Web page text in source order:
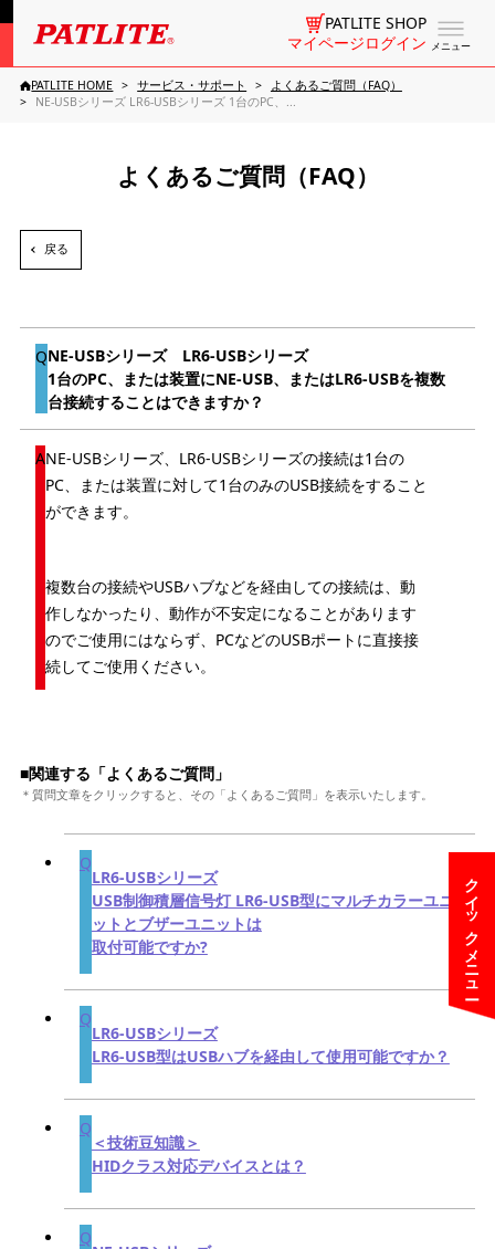
メニュー
PATLITE SHOP
マイページログイン
クイックメニュー
PATLITE HOME サービス・サポート
よくあるご質問（FAQ）
NE-USBシリーズ LR6-USBシリーズ 1台のPC、...
よくあるご質問（FAQ）
戻る
NE-USBシリーズ LR6-USBシリーズ
1台のPC、または装置にNE-USB、またはLR6-USBを複数
台接続することはできますか？
NE-USBシリーズ、LR6-USBシリーズの接続は1台の
PC、または装置に対して1台のみのUSB接続をすること
ができます。
複数台の接続やUSBハブなどを経由しての接続は、動
作しなかったり、動作が不安定になることがあります
のでご使用にはならず、PCなどのUSBポートに直接接
続してご使用ください。
■関連する「よくあるご質問」
＊質問文章をクリックすると、その「よくあるご質問」を表示いたします。
LR6-USBシリーズ
USB制御積層信号灯 LR6-USB型にマルチカラーユニ
ットとブザーユニットは
取付可能ですか?
LR6-USBシリーズ
LR6-USB型はUSBハブを経由して使用可能ですか？
＜技術豆知識＞
HIDクラス対応デバイスとは？